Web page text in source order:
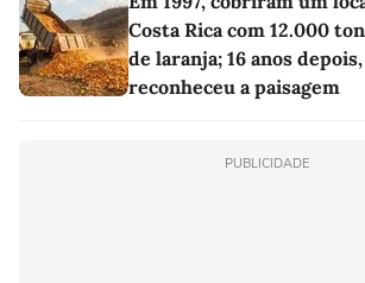
Costa Rica com 12.000
de laranja; 16 anos
reconheceu a paisagem
PUBLICIDADE